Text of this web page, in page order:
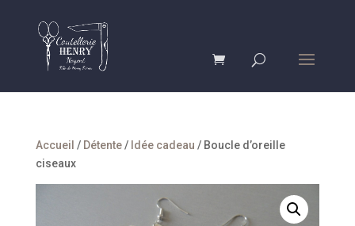
Accueil / Détente/ Idée cadeau / Boucle d’oreille
ciseaux